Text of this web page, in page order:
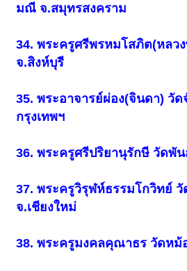
มณี จ.สมุทรสงคราม
34. พระครูศรีพรหมโสภิต(หลว
จ.สิงห์บุรี
35. พระอาจารย์ผ่อง(จินดา) วั
กรุงเทพฯ
36. พระครูศรีปริยานุรักษี วัดพั
37. พระครูวิรุฬห์ธรรมโกวิทย์ วั
จ.เชียงใหม่
38. พระครูมงคลคุณาธร วัดหม้